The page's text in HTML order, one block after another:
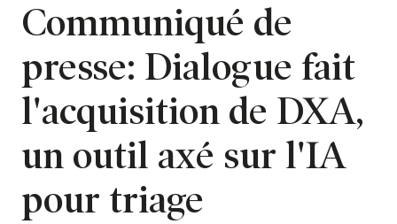
Communiqué de
presse: Dialogue fait
l'acquisition de DXA,
un outil axé sur l'IA
pour triage